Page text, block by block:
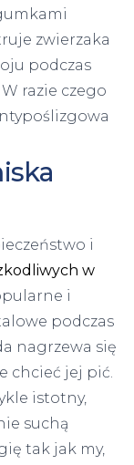
zwierzaka
podczas
razie czego
i
w
i
podczas
nagrzewa się
chcieć jej pić.
istotny,
suchą
tak jak my,